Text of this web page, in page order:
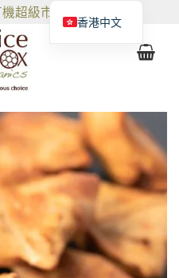
超級市場和咖啡館
香港中文